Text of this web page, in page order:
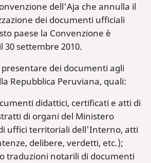
dell'Aja che annulla il
dei documenti ufficiali
paese la Convenzione è
settembre 2010.
dei documenti agli
Repubblica Peruviana, quali:
didattici, certificati e atti di
di organi del Ministero
uffici territoriali dell'Interno, atti
delibere, verdetti, etc.);
traduzioni notarili di documenti